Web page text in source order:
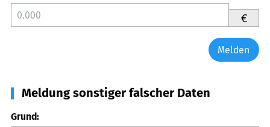
€
Melden
Meldung sonstiger falscher Daten
Grund: